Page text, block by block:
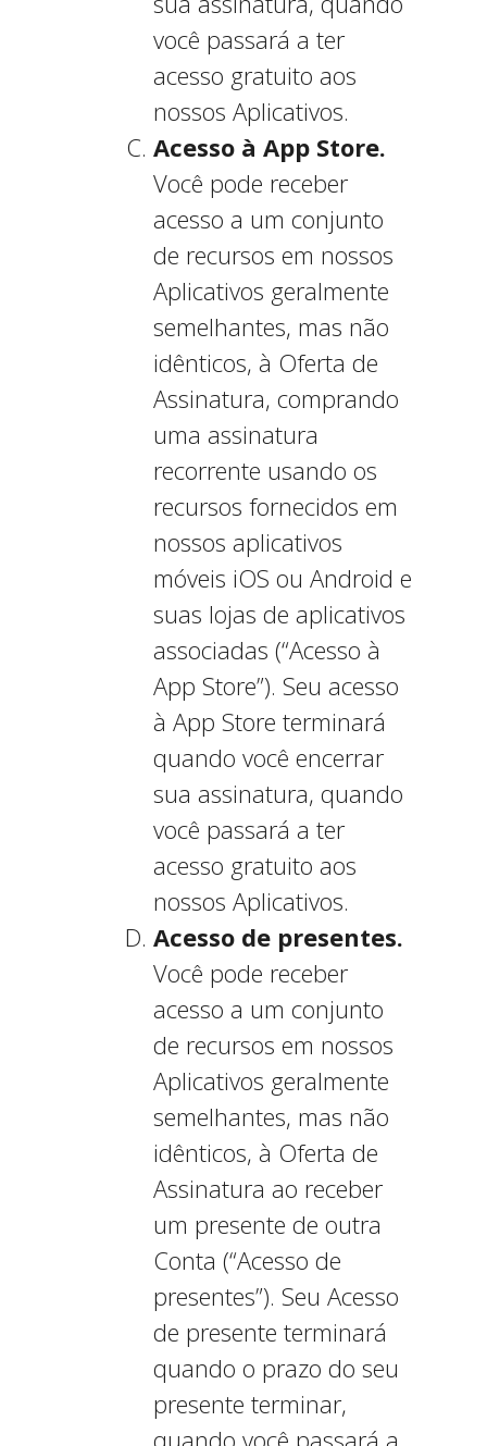
você passará a ter
acesso gratuito aos
nossos Aplicativos.
Acesso à App Store.
Você pode receber
acesso a um conjunto
de recursos em nossos
Aplicativos geralmente
semelhantes, mas não
idênticos, à Oferta de
Assinatura, comprando
uma assinatura
recorrente usando os
recursos fornecidos em
nossos aplicativos
móveis iOS ou Android e
suas lojas de aplicativos
associadas (“Acesso à
App Store”). Seu acesso
à App Store terminará
quando você encerrar
sua assinatura, quando
você passará a ter
acesso gratuito aos
nossos Aplicativos.
Acesso de presentes.
Você pode receber
acesso a um conjunto
de recursos em nossos
Aplicativos geralmente
semelhantes, mas não
idênticos, à Oferta de
Assinatura ao receber
um presente de outra
Conta (“Acesso de
presentes”). Seu Acesso
de presente terminará
quando o prazo do seu
presente terminar,
quando você passará a